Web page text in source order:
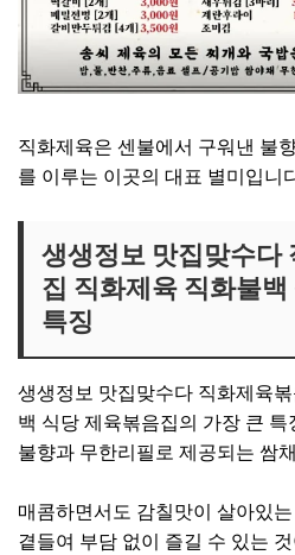
직화제육은 센불에서 구워낸 불
를 이루는 이곳의 대표 별미입니
생생정보 맛집맞수다
집 직화제육 직화불
특징
생생정보 맛집맞수다 직화제육
백 식당 제육볶음집의 가장 큰
불향과 무한리필로 제공되는 쌈
매콤하면서도 감칠맛이 살아있
곁들여 부담 없이 즐길 수 있는